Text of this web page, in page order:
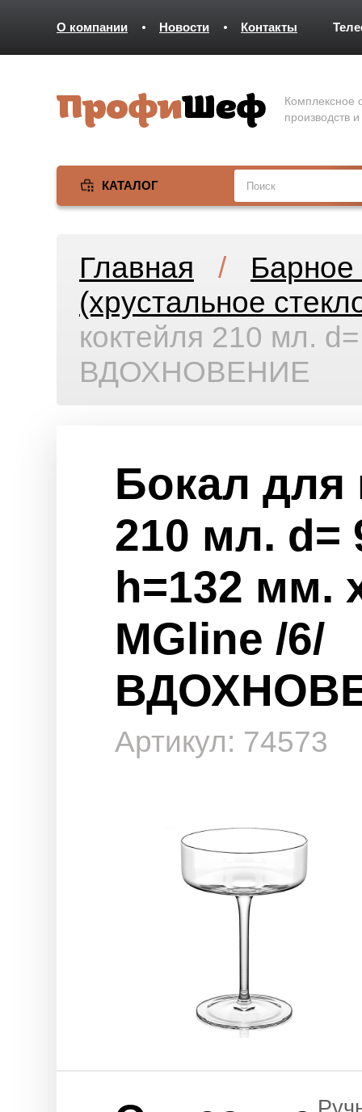
О компании Новости Контакты
Комплексное
производств
КАТАЛОГ
Главная / Барное
(хрустальное
коктейля 210 мл.
ВДОХНОВЕНИЕ
Бокал для
210 мл. d=
h=132 мм.
MGline /6/
Артикул: 74573